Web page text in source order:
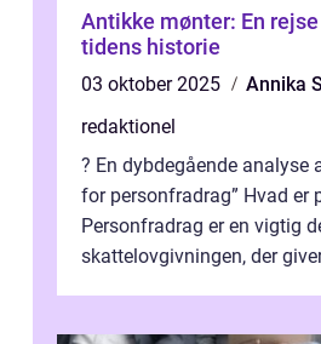
Antikke mønter: En
tidens historie
03 oktober 2025
Annika
redaktionel
? En dybdegående analyse
for personfradrag” Hvad er
Personfradrag er en vigtig
skattelovgivningen, der